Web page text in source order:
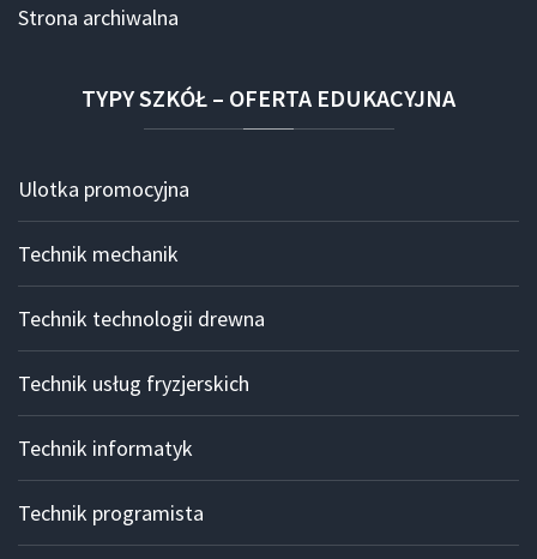
Strona archiwalna
TYPYSZKÓŁ – OFERTA EDUKACYJNA
Ulotka promocyjna
Technik mechanik
Technik technologii drewna
Technik usług fryzjerskich
Technik informatyk
Technik programista